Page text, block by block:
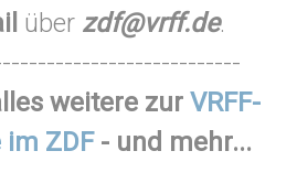
über zdf@vrff.de.
weitere zurVRFF-
ZDF- und mehr...